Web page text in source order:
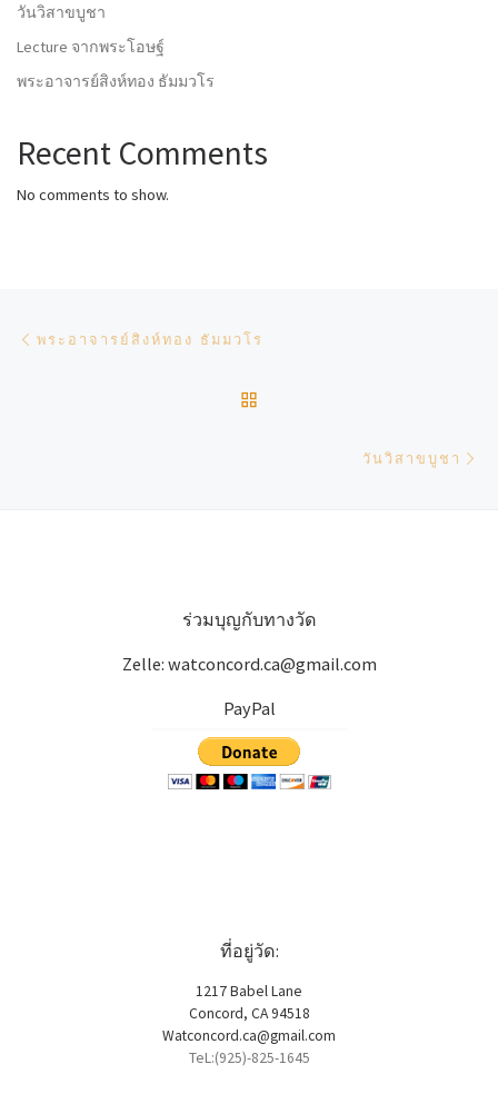
วันวิสาขบูชา
Lecture จากพระโอษฐ์
พระอาจารย์สิงห์ทอง ธัมมวโร
Recent Comments
No comments to show.
Post navigation
พระอาจารย์สิงห์ทอง ธัมมวโร
วันวิสาขบูชา
ร่วมบุญกับทางวัด
Zelle: watconcord.ca@gmail.com
PayPal
ที่อยู่วัด:
1217 Babel Lane
Concord, CA 94518
Watconcord.ca@gmail.com
TeL:(925)-825-1645